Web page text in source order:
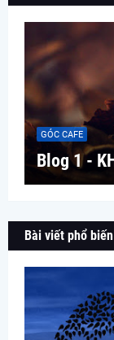
GÓC CAFE
Blog 1 -
Bài viết phổ biến